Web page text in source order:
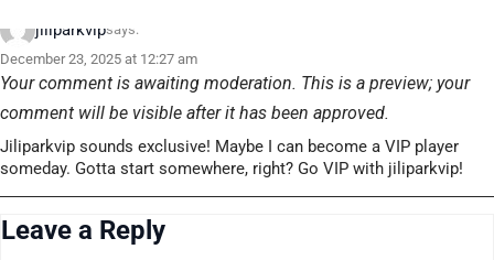
jiliparkvipsays:
December 23, 2025 at 12:27 am
Your comment is awaiting moderation. This is a preview; your
comment will be visible after it has been approved.
Jiliparkvip sounds exclusive! Maybe I can become a VIP player
someday. Gotta start somewhere, right? Go VIP with jiliparkvip!
Leave a Reply